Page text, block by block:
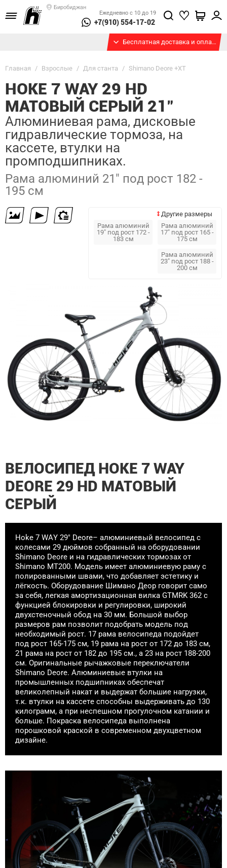
Биробиджан
Ежедневно с 10 до 19
+7(910) 554-17-02
Бесплатная доставка и оплата при получении
Главная / Взрослые / Для станта / Shimano Deore +XT
HOKE 7 WAY 29 HD
МАТОВЫЙ СЕРЫЙ 21"
Алюминиевая рама, дисковые
гидравлические тормоза, на
кассете, втулки на
промподшипниках.
Рама алюминий 21" под рост 182 -
195 см
Другие размеры
Рама алюминий
17" под рост 165 -
175 см
Рама алюминий
19" под рост 172 -
183 см
Рама алюминий
23" под рост 188 -
200 см
ВЕЛОСИПЕД HOKE 7 WAY
DEORE 29 HD МАТОВЫЙ
СЕРЫЙ
Hoke 7 WAY 29" Deore– алюминиевый велосипед с
колесами 29 дюймов собранный на оборудовании
Shimano Deore и на гидравлических тормозах от
Shimano MT200. Модель имеет алюминиевую раму с
полированными швами, что добавляет эстетику и
лёгкость. Оборудование Шимано Деор говорит само
за себя, легкая амортизационная вилка GTMRK 362 с
функцией блокировки и регулировки, широкий
двухстеночный обод на 30 мм. Большой выбор
размеров рам позволит подобрать модель под
необходимый рост. 17 рама велосипеда подойдет
под рост 165-175 см, 19 рама на рост от 172 до 183 см,
21 рама на рост от 182 до 195 см., а 23 на рост 188-200
см. Оригинальные рычажковые переключатели
Shimano Deore. Алюминиевые втулки на
промышленных подшипниках обеспечат
великолепный накат и выдержат большие нагрузки,
т.к. втулки на кассете способны выдерживать до 130
килограмм, а при неспешном прогулочном катании и
больше. Покраска велосипеда выполнена
порошковой краской в современном двухцветном
дизайне.